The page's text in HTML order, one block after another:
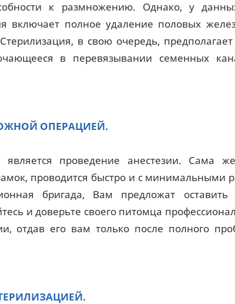
к размножению. Однако, у
включает полное удаление половых
в свою очередь,
в перевязывании семенных
ОПЕРАЦИЕЙ.
проведение анестезии. Сама
проводится быстро и с минимальными
бригада, Вам предложат
и доверьте своего питомца
отдав его вам только после полного